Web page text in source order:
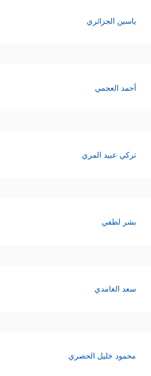
ياسين الجزائري
أحمد العجمي
تركي عبيد المري
بشر لطفي
سعد الغامدي
محمود خليل الحصري